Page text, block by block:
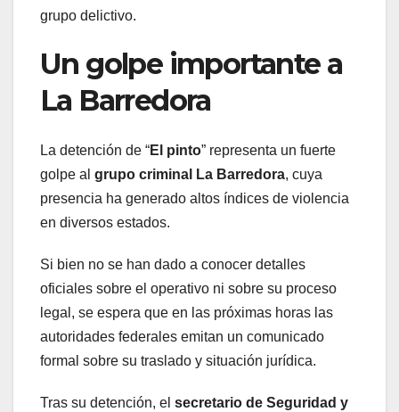
grupo delictivo.
Un golpe importante a
La Barredora
La detención de “El pinto” representa un fuerte
golpe al grupo criminal La Barredora, cuya
presencia ha generado altos índices de violencia
en diversos estados.
Si bien no se han dado a conocer detalles
oficiales sobre el operativo ni sobre su proceso
legal, se espera que en las próximas horas las
autoridades federales emitan un comunicado
formal sobre su traslado y situación jurídica.
Tras su detención, el secretario de Seguridad y